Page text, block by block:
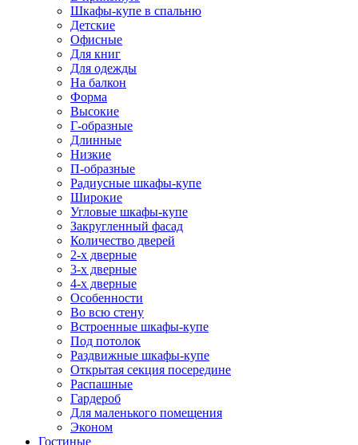
Шкафы-купе в спальню
Детские
Офисные
Для книг
Для одежды
На балкон
Форма
Высокие
Г-образные
Длинные
Низкие
П-образные
Радиусные шкафы-купе
Широкие
Угловые шкафы-купе
Закругленный фасад
Количество дверей
2-х дверные
3-х дверные
4-х дверные
Особенности
Во всю стену
Встроенные шкафы-купе
Под потолок
Раздвижные шкафы-купе
Открытая секция посередине
Распашные
Гардероб
Для маленького помещения
Эконом
Гостиные